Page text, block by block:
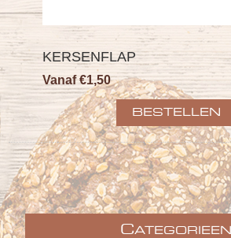
KERSENFLAP
Vanaf €1,50
CATEGORIEEN